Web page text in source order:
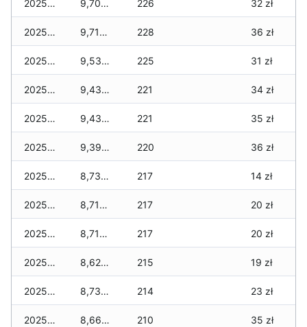
2025-12-12 9,700 zł 226 32 zł
2025-12-11 9,710 zł 228 36 zł
2025-12-10 9,530 zł 225 31 zł
2025-12-09 9,430 zł 221 34 zł
2025-12-08 9,430 zł 221 35 zł
2025-12-07 9,390 zł 220 36 zł
2025-12-06 8,730 zł 217 14 zł
2025-12-05 8,710 zł 217 20 zł
2025-12-04 8,710 zł 217 20 zł
2025-12-03 8,620 zł 215 19 zł
2025-12-02 8,730 zł 214 23 zł
2025-12-01 8,660 zł 210 35 zł